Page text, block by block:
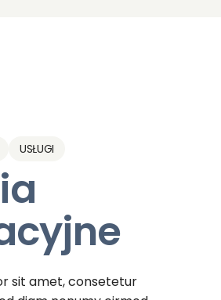
USŁUGI
sit amet, consetetur